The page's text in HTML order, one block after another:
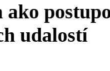
ako
udalostí